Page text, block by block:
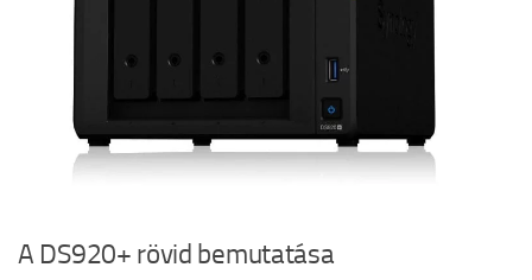
A DS920+ rövid bemutatása